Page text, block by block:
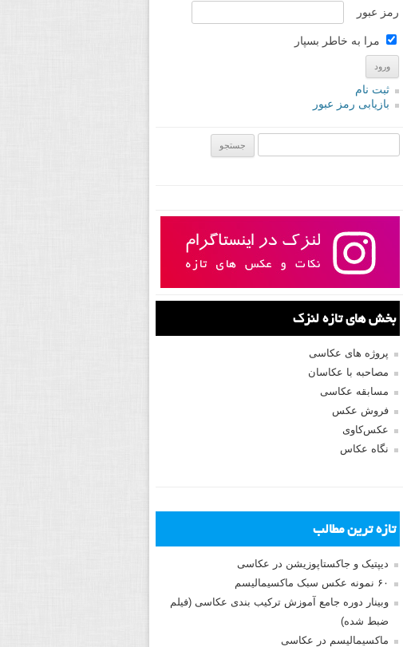
رمز عبور
مرا به خاطر بسپار
ثبت نام
بازیابی رمز عبور
بخش های تازه لنزک
پروژه های عکاسی
مصاحبه با عکاسان
مسابقه عکاسی
فروش عکس
عکس‌کاوی
نگاه عکاس
تازه ترین مطالب
دیپتیک و جاکستا‌پوزیشن در عکاسی
۶۰ نمونه عکس سبک ماکسیمالیسم
وبینار دوره جامع آموزش ترکیب بندی عکاسی (فیلم
ضبط شده)
ماکسیمالیسم در عکاسی